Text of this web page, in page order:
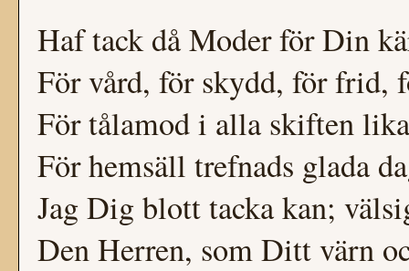
Haf tack då Moder för Din
För vård, för skydd, för frid,
För tålamod i alla skiften
För hemsäll trefnads glada
Jag Dig blott tacka kan;
Den Herren, som Ditt värn